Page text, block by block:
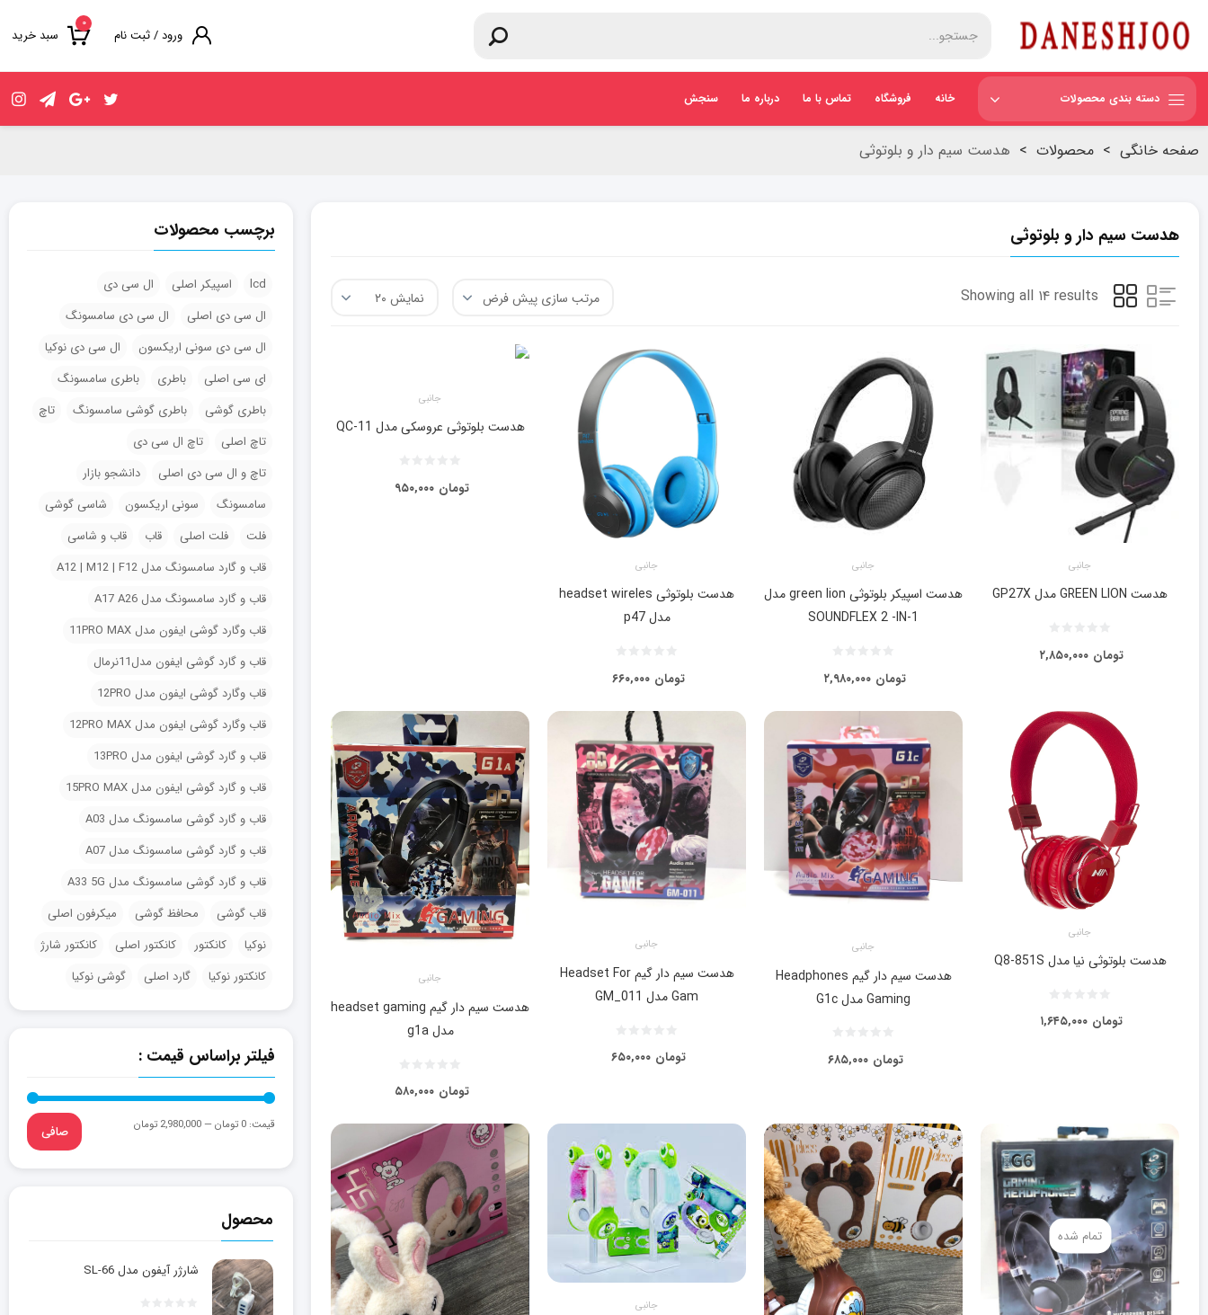
۰
سبد خرید ورود / ثبت نام
دسته بندی محصولات خانه فروشگاه تماس با ما درباره ما سنجش
صفحه خانگی > محصولات > هدست سیم دار و بلوتوثی
هدست سیم دار و بلوتوثی
Showing all ۱۴ results
جانبی
هدست GREEN LION مدل GP27X
۲,۸۵۰,۰۰۰ تومان
جانبی
هدست اسپیکر بلوتوثی green lion مدل
SOUNDFLEX 2 -IN-1
۲,۹۸۰,۰۰۰ تومان
جانبی
هدست بلوتوثی headset wireles
مدل p47
۶۶۰,۰۰۰ تومان
جانبی
هدست بلوتوثی عروسکی مدل QC-11
۹۵۰,۰۰۰ تومان
جانبی
هدست بلوتوثی نیا مدل Q8-851S
۱,۶۴۵,۰۰۰ تومان
جانبی
هدست سیم دار گیم Headphones
Gaming مدل G1c
۶۸۵,۰۰۰ تومان
جانبی
هدست سیم دار گیم Headset For
Gam مدل GM_011
۶۵۰,۰۰۰ تومان
جانبی
هدست سیم دار گیم headset gaming
مدل g1a
۵۸۰,۰۰۰ تومان
تمام شده
جانبی
برچسب محصولات
lcd اسپیکر اصلی
ال سی دی
ال سی دی اصلی
ال سی دی سامسونگ
ال سی دی سونی اریکسون
ال سی دی نوکیا
ای سی اصلی
باطری
باطری سامسونگ
باطری گوشی
باطری گوشی سامسونگ
تاچ
تاچ اصلی
تاچ ال سی دی
تاچ و ال سی دی اصلی
دانشجو بازار
سامسونگ
سونی اریکسون
شاسی گوشی
فلت
فلت اصلی قاب
قاب و شاسی
قاب و گارد سامسونگ مدل A12 | M12 | F12
قاب و گارد سامسونگ مدل A17 A26
قاب وگارد گوشی ایفون مدل 11PRO MAX
قاب و گارد گوشی ایفون مدل11نرمال
قاب وگارد گوشی ایفون مدل 12PRO
قاب وگارد گوشی ایفون مدل 12PRO MAX
قاب و گارد گوشی ایفون مدل 13PRO
قاب و گارد گوشی ایفون مدل 15PRO MAX
قاب و گارد گوشی سامسونگ مدل A03
قاب و گارد گوشی سامسونگ مدل A07
قاب و گارد گوشی سامسونگ مدل A33 5G
قاب گوشی
محافظ گوشی
میکرفون اصلی
نوکیا
کانکتور کانکتور اصلی
کانکتور شارژ
کانکتور نوکیا
گارد اصلی گوشی نوکیا
فیلتر براساس قیمت :
صافی قيمت: 0 تومان —2,980,000 تومان
محصول
شارژر آیفون مدل SL-66